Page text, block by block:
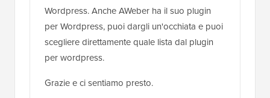
Wordpress. Anche AWeber ha il suo plugin
per Wordpress, puoi dargli un'occhiata e puoi
scegliere direttamente quale lista dal plugin
per wordpress.
Grazie e ci sentiamo presto.